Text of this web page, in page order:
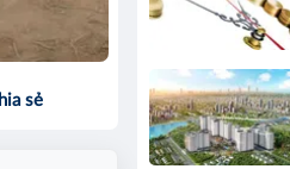
sẻ